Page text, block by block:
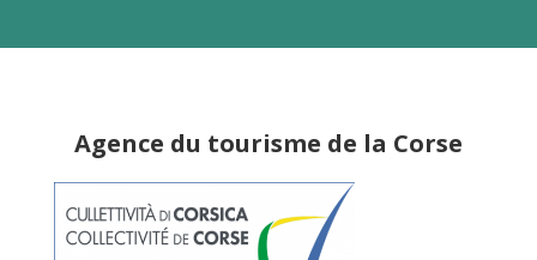
Agence du tourisme de la Corse